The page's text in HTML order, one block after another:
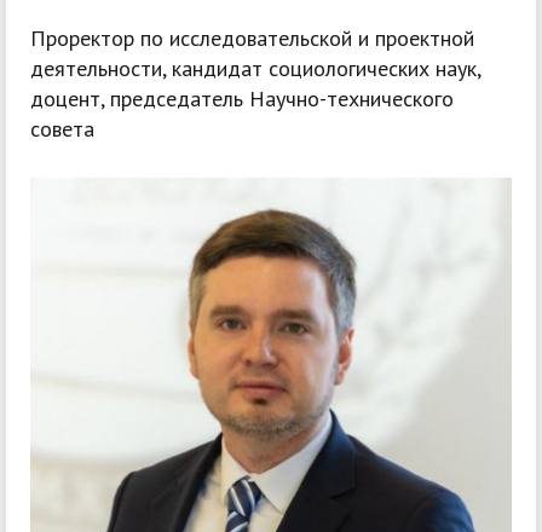
Проректор по исследовательской и проектной
деятельности, кандидат социологических наук,
доцент, председатель Научно-технического
совета